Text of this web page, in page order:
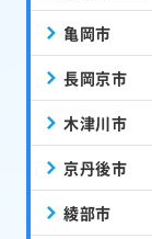
亀岡市
長岡京市
木津川市
京丹後市
綾部市